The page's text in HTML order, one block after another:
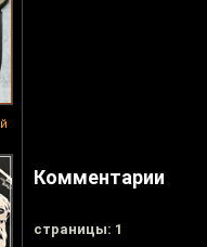
Комментарии
cтраницы: 1